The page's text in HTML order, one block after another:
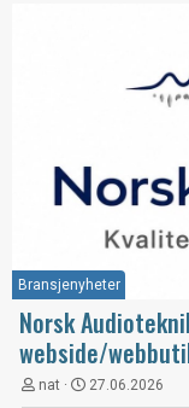
Bransjenyheter
Norsk
webside/
nat 27.06.2026